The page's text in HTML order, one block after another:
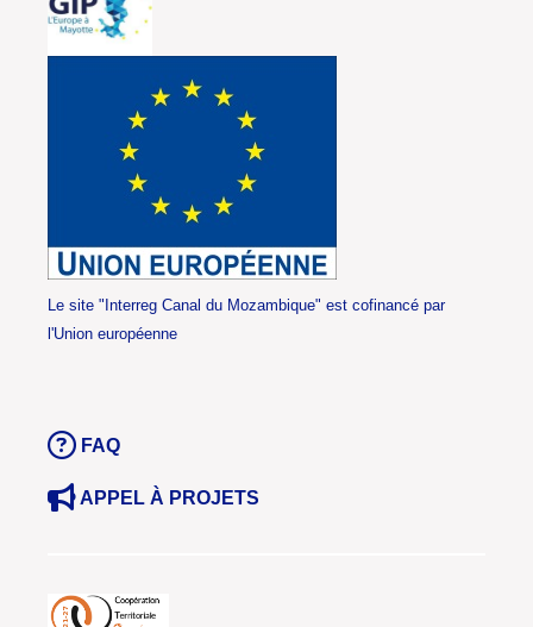
Le site "Interreg Canal du Mozambique" est cofinancé par
l'Union européenne
FAQ
APPEL À PROJETS